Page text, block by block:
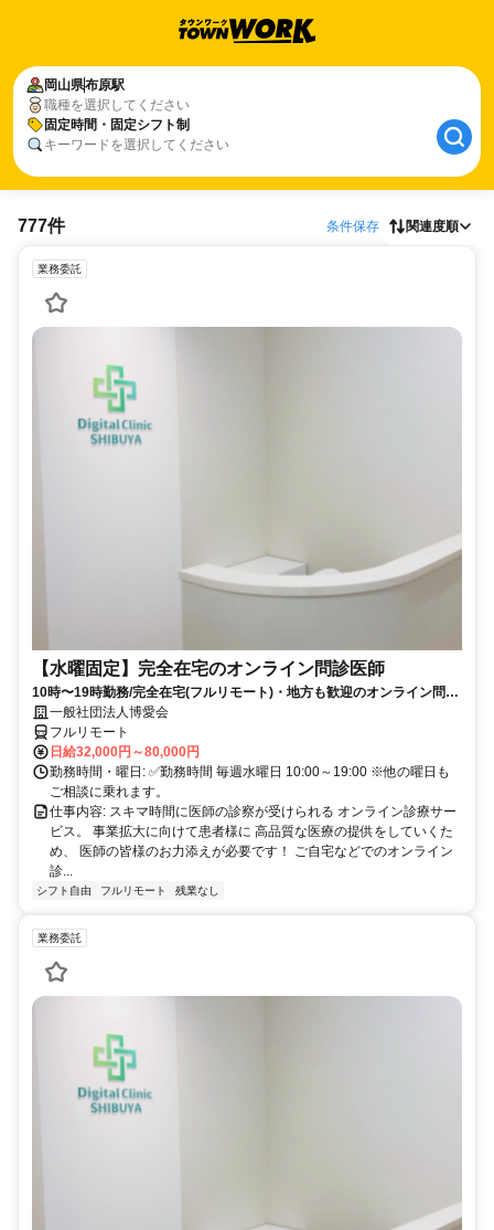
岡山県布原駅
職種を選択してください
固定時間・固定シフト制
キーワードを選択してください
777件 条件保存 関連度順
業務委託
【水曜固定】完全在宅のオンライン問診医師
10時〜19時勤務/完全在宅(フルリモート)・地方も歓迎のオンライン問診
業務一般社団法人博愛会
フルリモート
日給32,000円～80,000円
勤務時間・曜日: ✅勤務時間 毎週水曜日 10:00～19:00 ※他の曜日も
ご相談に乗れます。
仕事内容: スキマ時間に医師の診察が受けられる オンライン診療サー
ビス。 事業拡大に向けて患者様に 高品質な医療の提供をしていくた
め、 医師の皆様のお力添えが必要です！ ご自宅などでのオンライン
診...
シフト自由 フルリモート 残業なし
業務委託